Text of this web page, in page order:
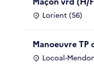
Lorient (56)
Manoeuvre TP
Locoal-